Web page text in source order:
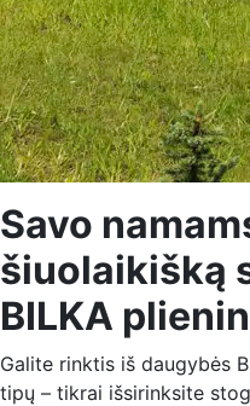
Savo
šiuolaikišką
BILKA
Galite rinktis iš daugybės
tipų – tikrai išsirinksite